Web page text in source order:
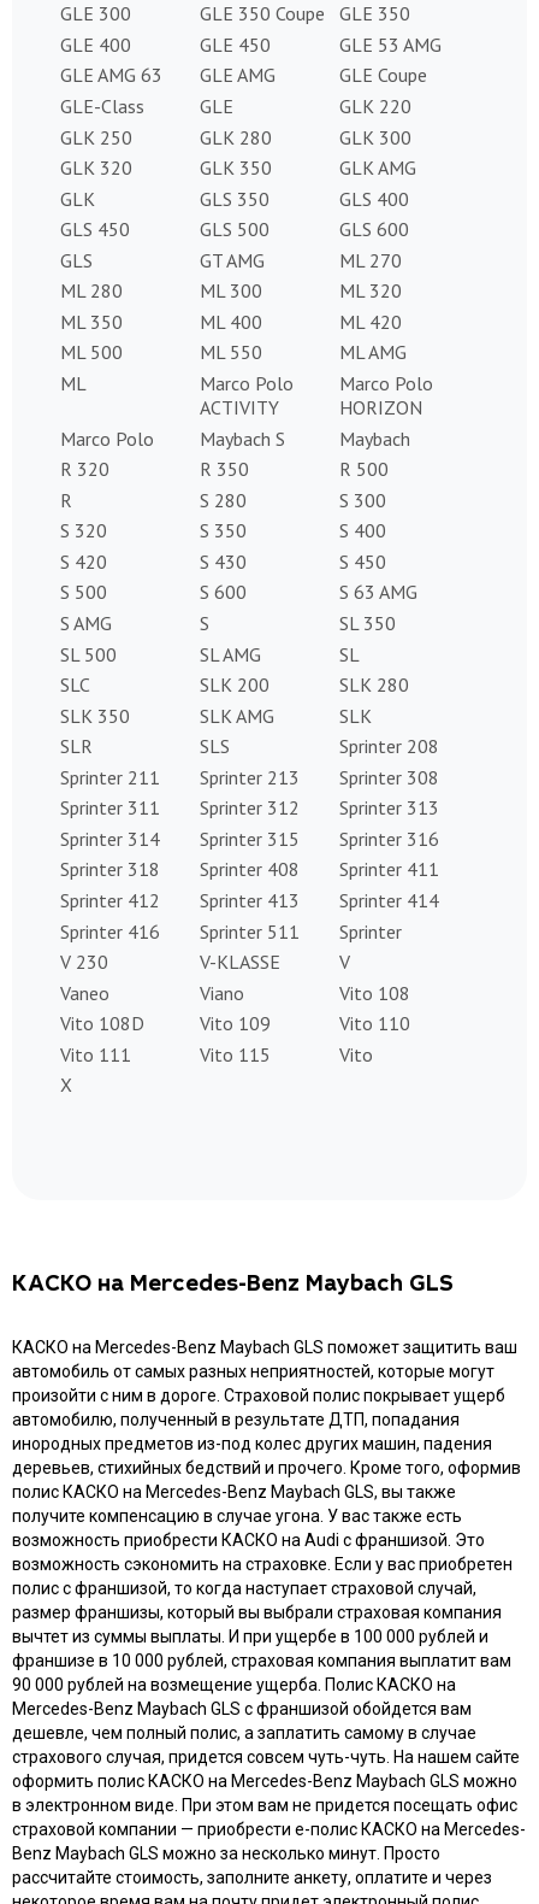
GLE 300
GLE 350 Coupe
GLE 350
GLE 400
GLE 450
GLE 53 AMG
GLE AMG 63
GLE AMG
GLE Coupe
GLE-Class
GLE
GLK 220
GLK 250
GLK 280
GLK 300
GLK 320
GLK 350
GLK AMG
GLK
GLS 350
GLS 400
GLS 450
GLS 500
GLS 600
GLS
GT AMG
ML 270
ML 280
ML 300
ML 320
ML 350
ML 400
ML 420
ML 500
ML 550
ML AMG
ML
Marco Polo
ACTIVITY
Marco Polo
HORIZON
Marco Polo
Maybach S
Maybach
R 320
R 350
R 500
R
S 280
S 300
S 320
S 350
S 400
S 420
S 430
S 450
S 500
S 600
S 63 AMG
S AMG
S
SL 350
SL 500
SL AMG
SL
SLC
SLK 200
SLK 280
SLK 350
SLK AMG
SLK
SLR
SLS
Sprinter 208
Sprinter 211
Sprinter 213
Sprinter 308
Sprinter 311
Sprinter 312
Sprinter 313
Sprinter 314
Sprinter 315
Sprinter 316
Sprinter 318
Sprinter 408
Sprinter 411
Sprinter 412
Sprinter 413
Sprinter 414
Sprinter 416
Sprinter 511
Sprinter
V 230
V-KLASSE
V
Vaneo
Viano
Vito 108
Vito 108D
Vito 109
Vito 110
Vito 111
Vito 115
Vito
X
КАСКО на Mercedes-Benz Maybach GLS
КАСКО на Mercedes-Benz Maybach GLS поможет защитить ваш
автомобиль от самых разных неприятностей, которые могут
произойти с ним в дороге. Страховой полис покрывает ущерб
автомобилю, полученный в результате ДТП, попадания
инородных предметов из-под колес других машин, падения
деревьев, стихийных бедствий и прочего. Кроме того, оформив
полис КАСКО на Mercedes-Benz Maybach GLS, вы также
получите компенсацию в случае угона. У вас также есть
возможность приобрести КАСКО на Audi с франшизой. Это
возможность сэкономить на страховке. Если у вас приобретен
полис с франшизой, то когда наступает страховой случай,
размер франшизы, который вы выбрали страховая компания
вычтет из суммы выплаты. И при ущербе в 100 000 рублей и
франшизе в 10 000 рублей, страховая компания выплатит вам
90 000 рублей на возмещение ущерба. Полис КАСКО на
Mercedes-Benz Maybach GLS с франшизой обойдется вам
дешевле, чем полный полис, а заплатить самому в случае
страхового случая, придется совсем чуть-чуть. На нашем сайте
оформить полис КАСКО на Mercedes-Benz Maybach GLS можно
в электронном виде. При этом вам не придется посещать офис
страховой компании — приобрести e-полис КАСКО на Mercedes-
Benz Maybach GLS можно за несколько минут. Просто
рассчитайте стоимость, заполните анкету, оплатите и через